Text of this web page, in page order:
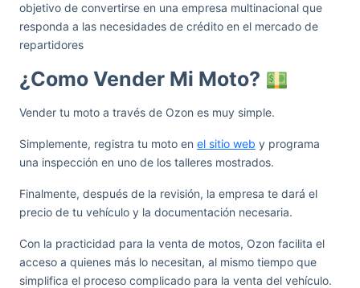
objetivo de convertirse en una empresa multinacional que
responda a las necesidades de crédito en el mercado de
repartidores
¿Como Vender Mi Moto?
Vender tu moto a través de Ozon es muy simple.
Simplemente, registra tu moto en el sitio web y programa
una inspección en uno de los talleres mostrados.
Finalmente, después de la revisión, la empresa te dará el
precio de tu vehículo y la documentación necesaria.
Con la practicidad para la venta de motos, Ozon facilita el
acceso a quienes más lo necesitan, al mismo tiempo que
simplifica el proceso complicado para la venta del vehículo.